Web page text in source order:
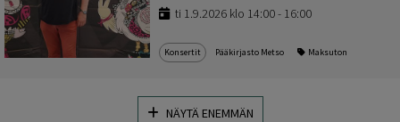
ti 1.9.2026 klo 14:00 - 16:00
Konsertit Pääkirjasto Metso Maksuton
NÄYTÄ ENEMMÄN